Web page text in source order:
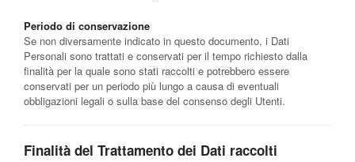
Periodo di conservazione
Se non diversamente indicato in questo documento, i Dati
Personali sono trattati e conservati per il tempo richiesto dalla
finalità per la quale sono stati raccolti e potrebbero essere
conservati per un periodo più lungo a causa di eventuali
obbligazioni legali o sulla base del consenso degli Utenti.
Finalità del Trattamento dei Dati raccolti